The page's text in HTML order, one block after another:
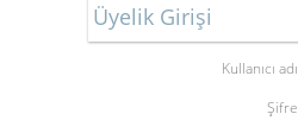
Üyelik Girişi
Kullanıcı adı
Şifre